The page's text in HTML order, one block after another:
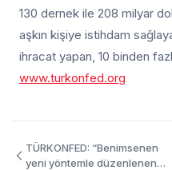
130 dernek ile 208 milyar
aşkın kişiye istihdam
ihracat yapan, 10 binden
www.turkonfed.org
TÜRKONFED: “Benimsenen
yeni yöntemle düzenlenen